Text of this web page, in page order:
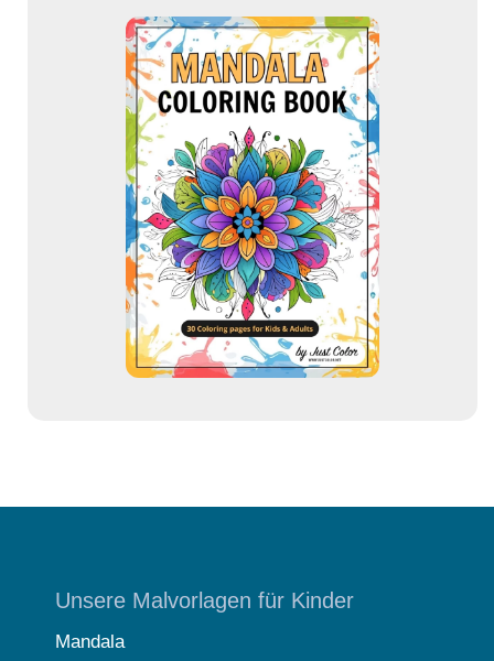
Unsere Malvorlagen für Kinder
Mandala